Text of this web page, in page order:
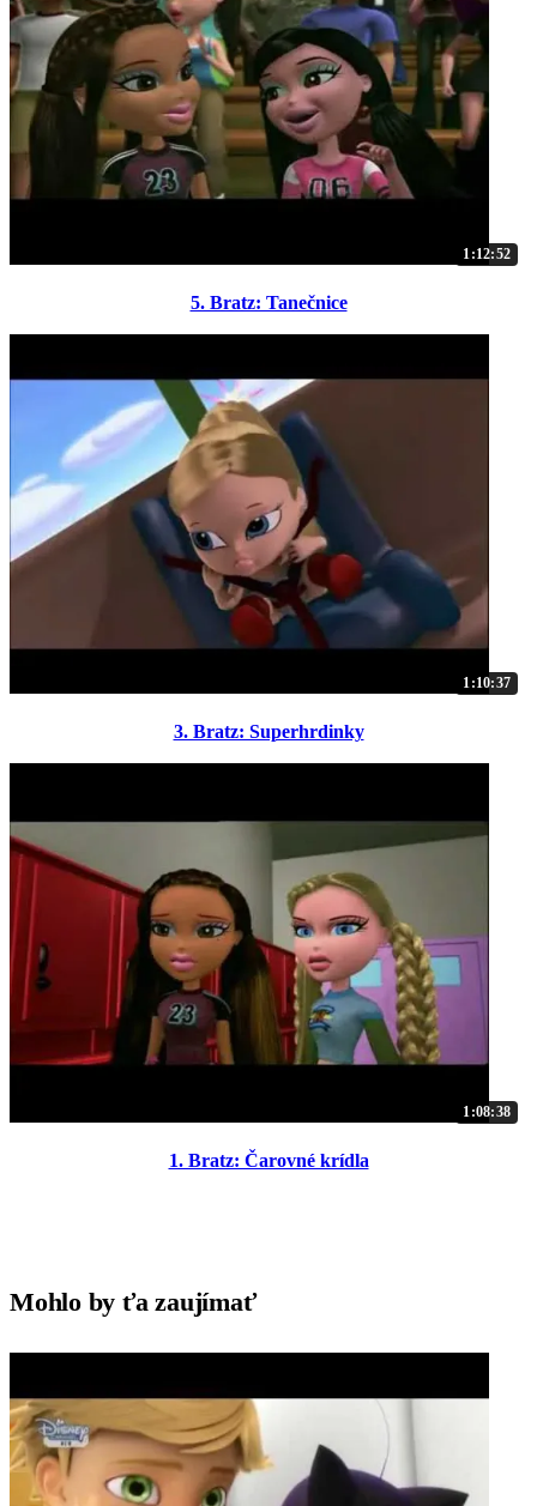
1:12:52
5. Bratz: Tanečnice
1:10:37
3. Bratz: Superhrdinky
1:08:38
1. Bratz: Čarovné krídla
Mohlo by ťa zaujímať